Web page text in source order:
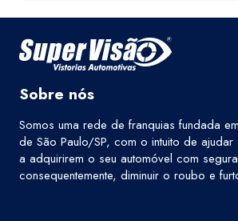
Sobre nós
Somos uma rede de franquias fundada
de São Paulo/SP, com o intuito de ajudar
a adquirirem o seu automóvel com
consequentemente, diminuir o roubo e